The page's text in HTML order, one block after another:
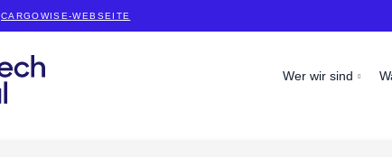
CARGOWISE-WEBSEITE
Wer wir sind